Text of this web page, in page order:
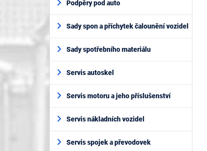
Podpěry pod auto
Sady spon a příchytek čalounění vozidel
Sady spotřebního materiálu
Servis autoskel
Servis motoru a jeho příslušenství
Servis nákladních vozidel
Servis spojek a převodovek